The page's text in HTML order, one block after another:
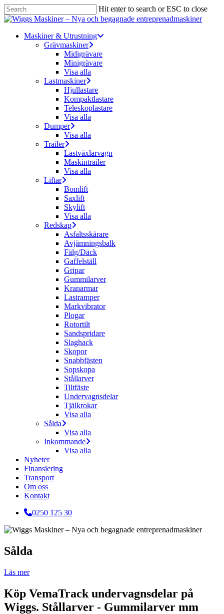
Skip
to
content
Hit enter to search or ESC to close
Close
Menu
Maskiner & Utrustning
Grävmaskiner
Midigrävare
Minigrävare
Visa alla
Lastmaskiner
Hjullastare
Kompaktlastare
Teleskoplastare
Visa alla
Dumper
Visa alla
Trailer
Lastväxlarvagn
Maskintrailer
Visa alla
Liftar
Bomlift
Saxlift
Skylift
Visa alla
Redskap
Asfaltsskärare
Avjämningsbalk
Fälg/Däck
Gaffelställ
Gripar
Gummilarver
Kranarmar
Lastramper
Markvibrator
Plogar
Rotortilt
Sandspridare
Slaghack
Skopor
Snabbfästen
Sopskopa
Stållarver
Tiltfäste
Undervagnsdelar
Tjälkrokar
Visa alla
Sålda
Visa alla
Inkommande
Visa alla
Nyheter
Finansiering
Transport
Om oss
Kontakt
0250 125 30
Sålda
Läs mer
Köp VemaTrack undervagnsdelar på
Wiggs. Stållarver - Gummilarver mm